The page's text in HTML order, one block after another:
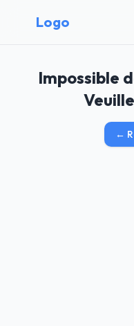
Logo
Impossible
←